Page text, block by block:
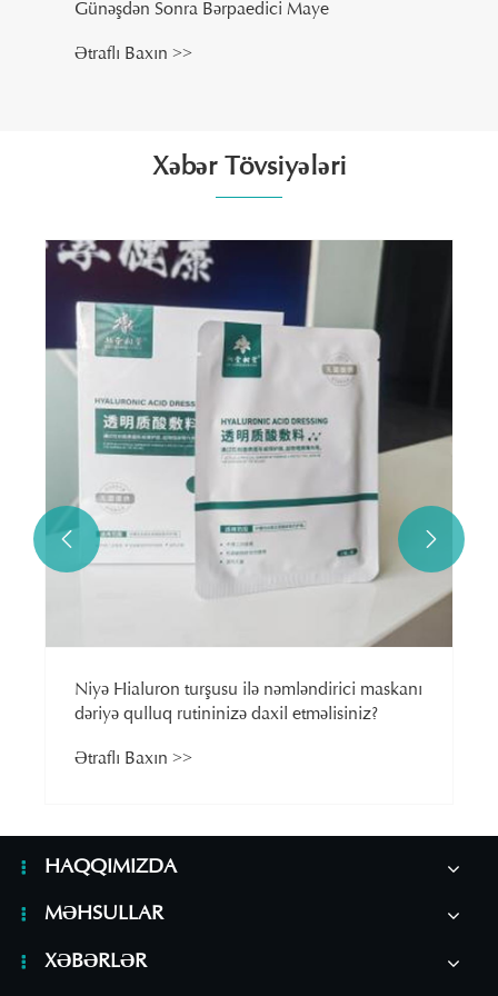
Günəşdən Sonra Bərpaedici Maye
Ətraflı Baxın >>
Xəbər Tövsiyələri
Niyə Hialuron turşusu ilə nəmləndirici maskanı
dəriyə qulluq rutininizə daxil etməlisiniz?
Ətraflı Baxın >>
 
HAQQIMIZDA
MƏHSULLAR
XƏBƏRLƏR